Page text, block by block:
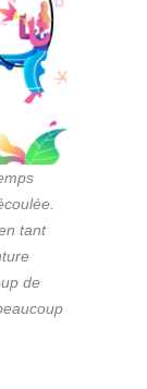
tant
de